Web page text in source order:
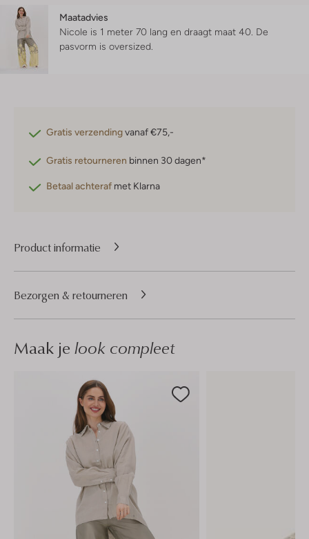
Maatadvies
Nicole is 1 meter 70 lang en draagt maat 40. De
pasvorm is oversized
Gratis verzendingvanaf €75,-
Gratis retourneren binnen 30 dagen*
Betaal achteraf met Klarna
Product informatie
Bezorgen & retourneren
Maak je look compleet